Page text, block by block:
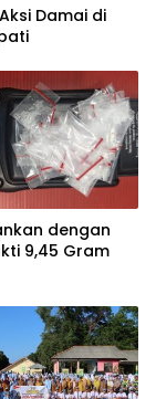
Damai di
dengan
9,45 Gram